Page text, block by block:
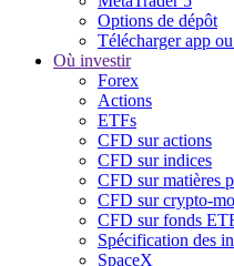
Options de dépôt
Télécharger app
Où investir
Forex
Actions
ETFs
CFD sur actions
CFD sur indices
CFD sur matières
CFD sur crypto-
CFD sur fonds
Spécification des
SpaceX